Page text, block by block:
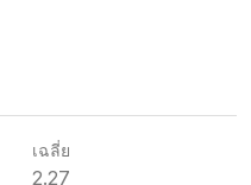
เฉลี่ย
2.27